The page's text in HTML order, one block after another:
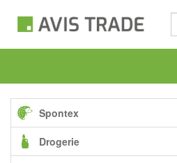
Spontex
Drogerie